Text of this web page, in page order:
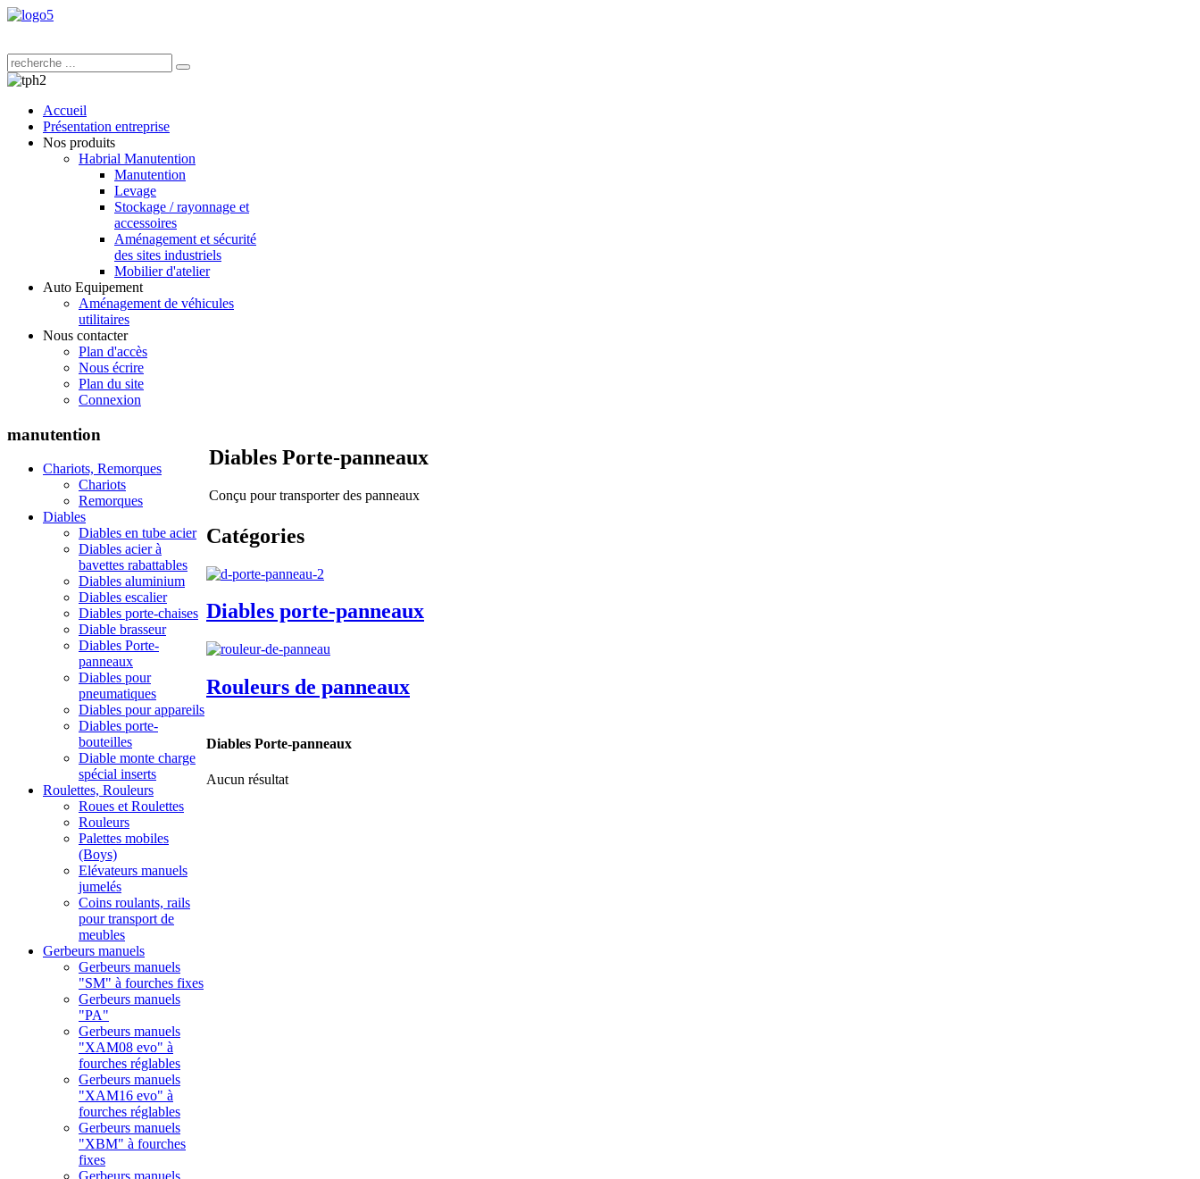
Accueil
Présentation entreprise
Nos produits
Habrial Manutention
Manutention
Levage
Stockage / rayonnage et
accessoires
Aménagement et sécurité
des sites industriels
Mobilier d'atelier
Auto Equipement
Aménagement de véhicules
utilitaires
Nous contacter
Plan d'accès
Nous écrire
Plan du site
Connexion
Diables Porte-panneaux
Conçu pour transporter des panneaux
Catégories
Diables porte-panneaux
Rouleurs de panneaux
Diables Porte-panneaux
Aucun résultat
manutention
Chariots, Remorques
Chariots
Remorques
Diables
Diables en tube acier
Diables acier à
bavettes rabattables
Diables aluminium
Diables escalier
Diables porte-chaises
Diable brasseur
Diables Porte-
panneaux
Diables pour
pneumatiques
Diables pour appareils
Diables porte-
bouteilles
Diable monte charge
spécial inserts
Roulettes, Rouleurs
Roues et Roulettes
Rouleurs
Palettes mobiles
(Boys)
Elévateurs manuels
jumelés
Coins roulants, rails
pour transport de
meubles
Gerbeurs manuels
Gerbeurs manuels
"SM" à fourches fixes
Gerbeurs manuels
"PA"
Gerbeurs manuels
"XAM08 evo" à
fourches réglables
Gerbeurs manuels
"XAM16 evo" à
fourches réglables
Gerbeurs manuels
"XBM" à fourches
fixes